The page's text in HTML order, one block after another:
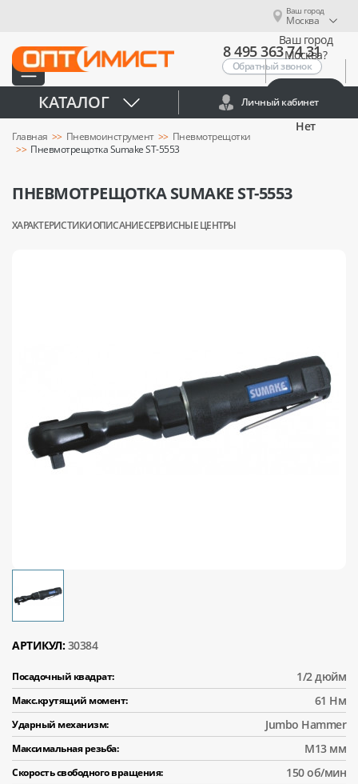
Ваш город
Москва
Ваш город
Москва?
Нет
8 495 363 74 31
Обратный звонок
КАТАЛОГ Личный кабинет
Главная Пневмоинструмент
Пневмотрещотки
Пневмотрещотка Sumake ST-5553
ПНЕВМОТРЕЩОТКА SUMAKE ST-5553
ХАРАКТЕРИСТИКИОПИСАНИЕСЕРВИСНЫЕ ЦЕНТРЫ
АРТИКУЛ: 30384
Посадочный квадрат: 1/2 дюйм
Макс.крутящий момент: 61 Нм
Ударный механизм: Jumbo Hammer
Максимальная резьба: M13 мм
Скорость свободного вращения: 150 об/мин